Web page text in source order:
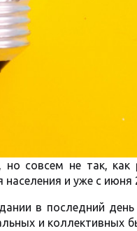
совсем не так, как
и уже с
в последний
и коллективных